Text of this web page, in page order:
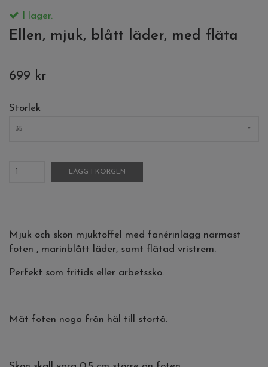
I lager.
Ellen, mjuk, blått läder, med fläta
699 kr
Storlek
35
LÄGG I KORGEN
Mjuk och skön mjuktoffel med fanérinlägg närmast
foten , marinblått läder, samt flätad vristrem.
Perfekt som fritids eller arbetssko.
Mät foten noga från häl till stortå.